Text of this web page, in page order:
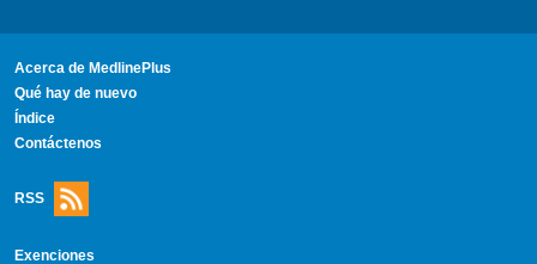
Acerca de MedlinePlus
Qué hay de nuevo
Índice
Contáctenos
RSS
Exenciones